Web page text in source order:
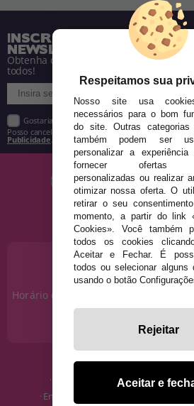
INSCREVA-SE NA NOSSA
NEWSLETTER
Obtenha descontos e saiba de tudo antes
todos!
Gostaria de receber descontos exclusivos,
Posso cancelar a inscrição a qualquer momento,
Publicidade
PRECISA DE
915 793
Horário de segunda a sexta das 10h
· Quem somos
· Como comprar
· Envios e Devoluções
Respeitamos sua
Nosso site usa
necessários para o bom
do site. Outras categorias
também podem ser
personalizar a experiência
fornecer ofertas
personalizadas ou realizar
otimizar nossa oferta. O
retirar o seu
momento, a partir do link
Cookies». Você também
todos os cookies
Aceitar e Fechar. É
todos ou selecionar alguns
usando o botão
Rejeitar
Aceitar e